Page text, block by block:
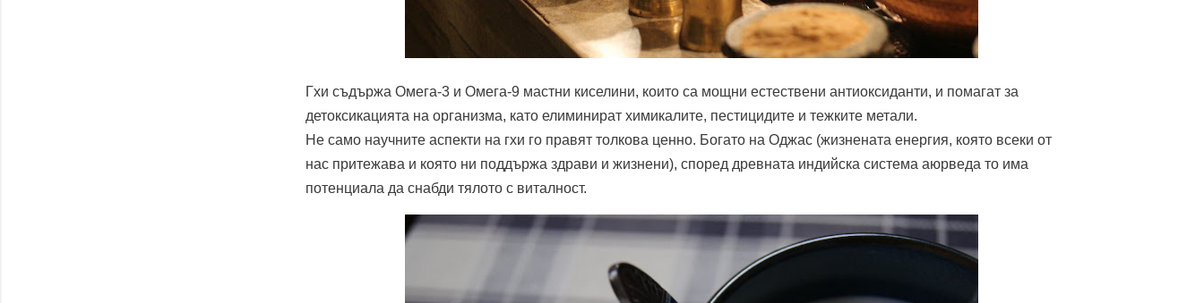
Гхи съдържа Омега-3 и Омега-9 мастни киселини, които са мощни естествени антиоксиданти, и помагат за
детоксикацията на организма, като елиминират химикалите, пестицидите и тежките метали.
Не само научните аспекти на гхи го правят толкова ценно. Богато на Оджас (жизнената енергия, която всеки от
нас притежава и която ни поддържа здрави и жизнени), според древната индийска система аюрведа то има
потенциала да снабди тялото с виталност.